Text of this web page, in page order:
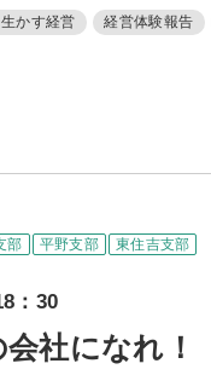
かす経営 経営体験報告
部 平野支部 東住吉支部
：30
社になれ！